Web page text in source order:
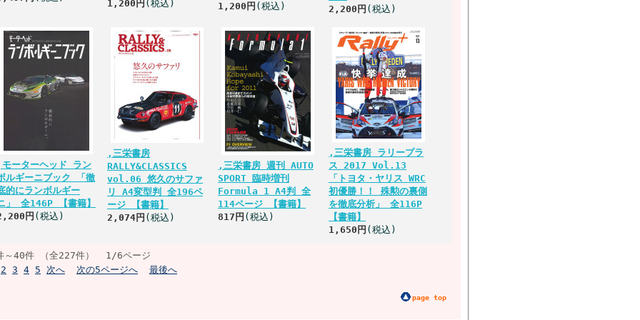
1,200円 (税込) 1,200円 (税込)
2,200円 (税込)
ーターヘッド ラン
ルギーニブック 「徹
的にランボルギー
」 全146P 【書籍】
円 (税込)
,三栄書房
RALLY&CLASSICS
vol.06 悠久のサファ
リ A4変型判 全196ペ
ージ 【書籍】
2,074円 (税込)
,三栄書房 週刊 AUTO
SPORT 臨時増刊
Formula 1 A4判 全
114ページ 【書籍】
817円 (税込)
,三栄書房 ラリープラ
ス 2017 Vol.13
「トヨタ・ヤリス WRC
初優勝！！ 殊勲の裏側
を徹底分析」 全116P
【書籍】
1,650円 (税込)
～40件 （全227件） 1/6ページ
2 3 4 5 次へ 次の5ページへ 最後へ
page top